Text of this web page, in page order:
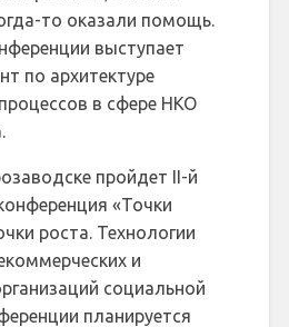
то оказали помощь.
выступает
по архитектуре
в сфере НКО
пройдет II-й
«Точки
роста. Технологии
и
социальной
планируется